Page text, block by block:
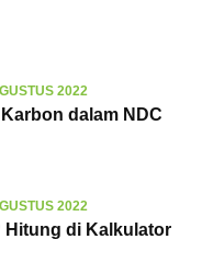
2022
dalam NDC
2022
Hitung di Kalkulator